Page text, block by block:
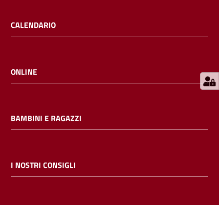
i
cataloghi
CALENDARIO
ONLINE
BAMBINI E RAGAZZI
I NOSTRI CONSIGLI